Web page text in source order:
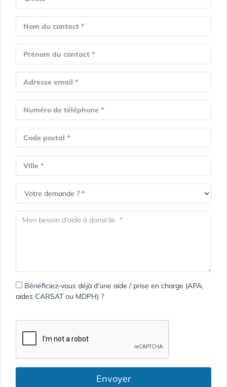
Nom du contact *
Prénom du contact *
Adresse email *
Numéro de téléphone *
Code postal *
Ville *
Bénéficiez-vous déjà d’une aide / prise en charge (APA,
aides CARSAT ou MDPH) ?
Envoyer